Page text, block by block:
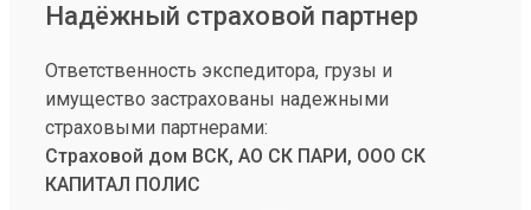
Надёжный страховой партнер
Ответственность экспедитора, грузы и
имущество застрахованы надежными
страховыми партнерами:
Страховой дом ВСК, АО СК ПАРИ, ООО СК
КАПИТАЛ ПОЛИС